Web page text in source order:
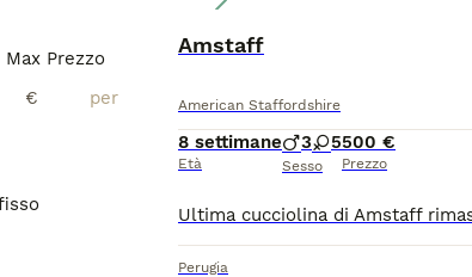
Max Prezzo
€
Amstaff
American Staffordshire
8 settimane
Età
3 5
Sesso
500 €
Prezzo
Perugia